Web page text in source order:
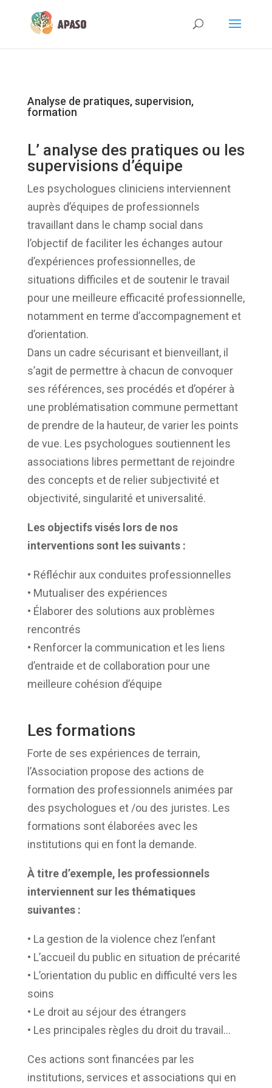
Analyse de pratiques, supervision,
formation
L’ analyse des pratiques ou les
supervisions d’équipe
Les psychologues cliniciens interviennent
auprès d’équipes de professionnels
travaillant dans le champ social dans
l’objectif de faciliter les échanges autour
d’expériences professionnelles, de
situations difficiles et de soutenir le travail
pour une meilleure efficacité professionnelle,
notamment en terme d’accompagnement et
d’orientation.
Dans un cadre sécurisant et bienveillant, il
s’agit de permettre à chacun de convoquer
ses références, ses procédés et d’opérer à
une problématisation commune permettant
de prendre de la hauteur, de varier les points
de vue. Les psychologues soutiennent les
associations libres permettant de rejoindre
des concepts et de relier subjectivité et
objectivité, singularité et universalité.
Les objectifs visés lors de nos
interventions sont les suivants :
• Réfléchir aux conduites professionnelles
• Mutualiser des expériences
• Élaborer des solutions aux problèmes
rencontrés
• Renforcer la communication et les liens
d’entraide et de collaboration pour une
meilleure cohésion d’équipe
Les formations
Forte de ses expériences de terrain,
l’Association propose des actions de
formation des professionnels animées par
des psychologues et /ou des juristes. Les
formations sont élaborées avec les
institutions qui en font la demande.
À titre d’exemple, les professionnels
interviennent sur les thématiques
suivantes :
• La gestion de la violence chez l’enfant
• L’accueil du public en situation de précarité
• L’orientation du public en difficulté vers les
soins
• Le droit au séjour des étrangers
• Les principales règles du droit du travail…
Ces actions sont financées par les
institutions, services et associations qui en